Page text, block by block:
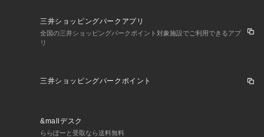
三井ショッピングパークアプリ
全国の三井ショッピングパークポイント対象施設でご利用できるアプ
リ
三井ショッピングパークポイント
&mallデスク
ららぽーと受取なら送料無料